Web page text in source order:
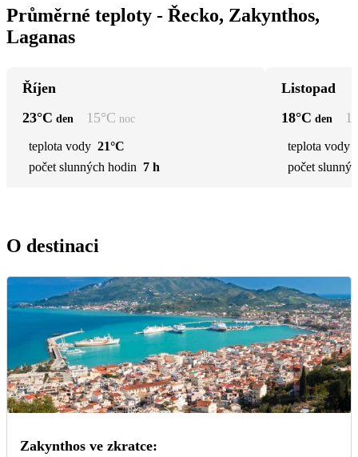
Průměrné teploty - Řecko, Zakynthos,
Laganas
Říjen
23°C den 15°C noc
teplota vody 21°C
počet slunných hodin 7 h
Listopad
18°C den
teplota vody
počet
O destinaci
Zakynthos ve zkratce: